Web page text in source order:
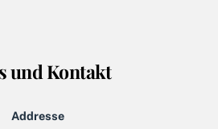
und Kontakt
Addresse